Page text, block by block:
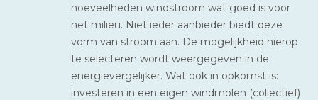
hoeveelheden windstroom wat goed is voor
het milieu. Niet ieder aanbieder biedt deze
vorm van stroom aan. De mogelijkheid hierop
te selecteren wordt weergegeven in de
energievergelijker. Wat ook in opkomst is:
investeren in een eigen windmolen (collectief)